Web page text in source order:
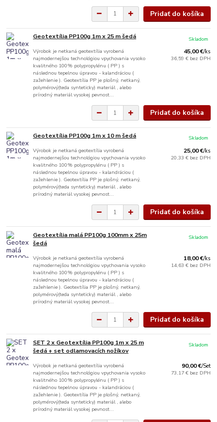
Pridať do košíka
Geotextília PP100g 1m x 25 m šedá
Výrobok je netkaná geotextília vyrobená
najmodernejšou technológiou vpychovania vysoko
kvalitného 100% polypropylénu ( PP ) s
následnou tepelnou úpravou - kalandráciou (
zažehlenie ). Geotextília PP je plošný, netkaný,
polymérový(teda synteticky) materiál , alebo
prírodný materiál vysokej pevnost...
45,00 €/ks
36,59 € bez DPH
Skladom
Pridať do košíka
Geotextília PP100g 1m x 10 m šedá
Výrobok je netkaná geotextília vyrobená
najmodernejšou technológiou vpychovania vysoko
kvalitného 100% polypropylénu ( PP ) s
následnou tepelnou úpravou - kalandráciou (
zažehlenie ). Geotextília PP je plošný, netkaný,
polymérový(teda synteticky) materiál , alebo
prírodný materiál vysokej pevnost...
25,00 €/ks
20,33 € bez DPH
Skladom
Pridať do košíka
Geotextília malá PP100g 100mm x 25m
šedá
Výrobok je netkaná geotextília vyrobená
najmodernejšou technológiou vpychovania vysoko
kvalitného 100% polypropylénu ( PP ) s
následnou tepelnou úpravou - kalandráciou (
zažehlenie ). Geotextília PP je plošný, netkaný,
polymérový(teda synteticky) materiál , alebo
prírodný materiál vysokej pevnost...
18,00 €/ks
14,63 € bez DPH
Skladom
Pridať do košíka
SET 2 x Geotextília PP100g 1m x 25 m
šedá + set odlamovacích nožíkov
Výrobok je netkaná geotextília vyrobená
najmodernejšou technológiou vpychovania vysoko
kvalitného 100% polypropylénu ( PP ) s
následnou tepelnou úpravou - kalandráciou (
zažehlenie ). Geotextília PP je plošný, netkaný,
polymérový(teda synteticky) materiál , alebo
prírodný materiál vysokej pevnost...
90,00 €/Set
73,17 € bez DPH
Skladom